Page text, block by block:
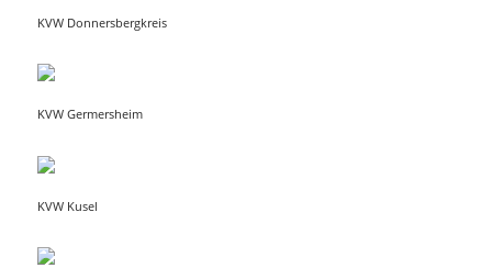
KVW Donnersbergkreis
KVW Germersheim
KVW Kusel